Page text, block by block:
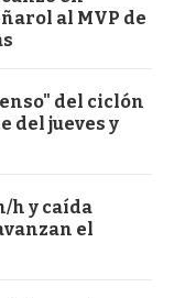
al MVP de
del ciclón
del jueves y
h y caída
el